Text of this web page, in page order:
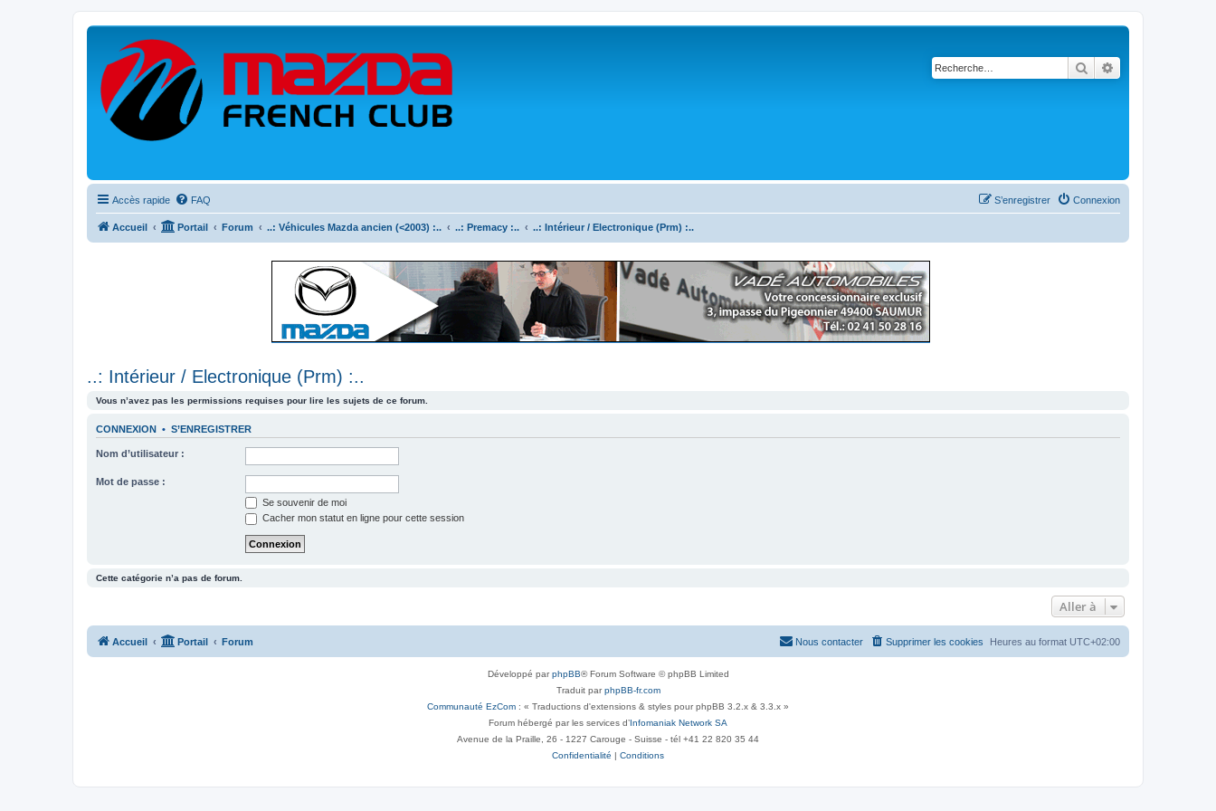
Rechercher
Accès rapide FAQ Connexion
S’enregistrer
Accueil Portail Forum ..: Véhicules Mazda ancien (<2003) :.. ..: Premacy :.. ..: Intérieur / Electronique (Prm) :..
..: Intérieur / Electronique (Prm) :..
Vous n’avez pas les permissions requises pour lire les sujets de ce forum.
CONNEXION • S’ENREGISTRER
Nom d’utilisateur :
Mot de passe :
Se souvenir de moi
Cacher mon statut en ligne pour cette session
Cette catégorie n’a pas de forum.
Aller à
Accueil Portail Forum Heures au format UTC+02:00
Supprimer les cookies
Nous contacter
Développé parphpBB® Forum Software © phpBB Limited
Traduit parphpBB-fr.com
Communauté EzCom : « Traductions d'extensions & styles pour phpBB 3.2.x & 3.3.x »
Forum hébergé par les services d’Infomaniak Network SA
Avenue de la Praille, 26 - 1227 Carouge - Suisse - tél +41 22 820 35 44
Confidentialité | Conditions